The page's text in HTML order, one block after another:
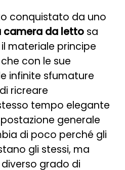
conquistato da uno
camera da letto sa
materiale principe
con le sue
infinite sfumature
ricreare
tempo elegante
generale
di poco perché gli
gli stessi, ma
grado di